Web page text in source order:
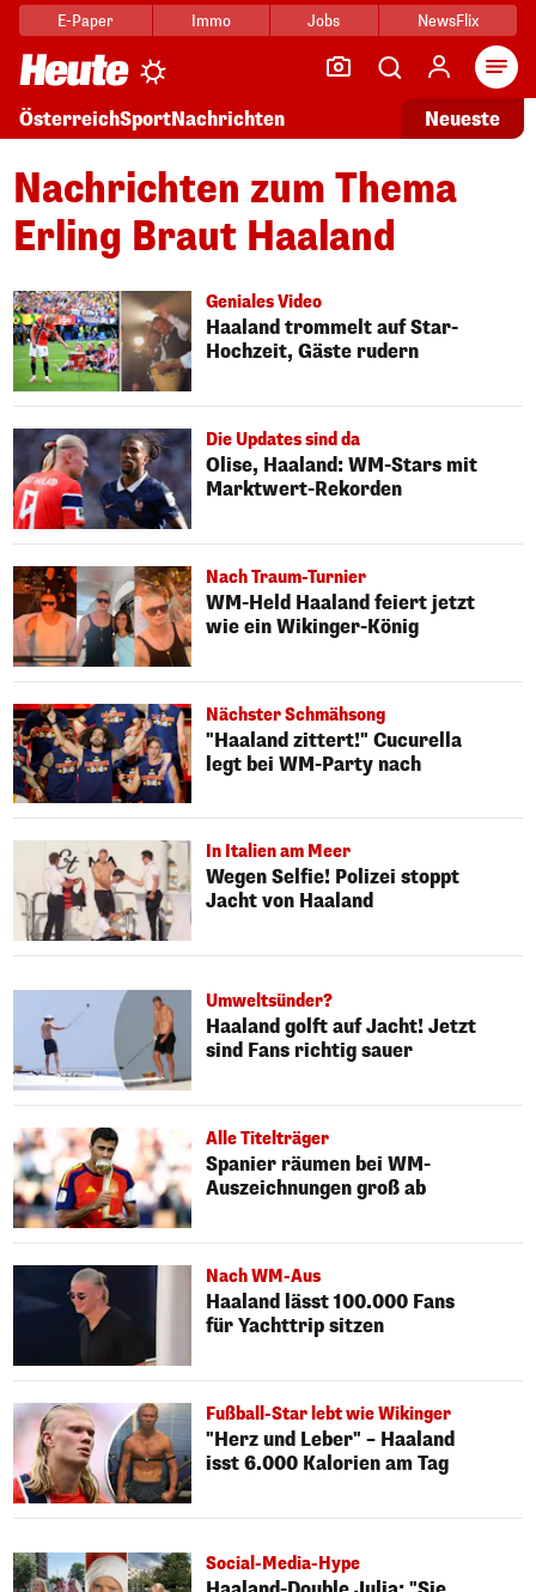
E-Paper Immo Jobs NewsFlix
ÖsterreichSportNachrichten Neueste
Nachrichten zum Thema
Erling Braut Haaland
Geniales Video
Haaland trommelt auf Star-
Hochzeit, Gäste rudern
Die Updates sind da
Olise, Haaland: WM-Stars mit
Marktwert-Rekorden
Nach Traum-Turnier
WM-Held Haaland feiert jetzt
wie ein Wikinger-König
Nächster Schmähsong
"Haaland zittert!" Cucurella
legt bei WM-Party nach
In Italien am Meer
Wegen Selfie! Polizei stoppt
Jacht von Haaland
Umweltsünder?
Haaland golft auf Jacht! Jetzt
sind Fans richtig sauer
Alle Titelträger
Spanier räumen bei WM-
Auszeichnungen groß ab
Nach WM-Aus
Haaland lässt 100.000 Fans
für Yachttrip sitzen
Fußball-Star lebt wie Wikinger
"Herz und Leber" – Haaland
isst 6.000 Kalorien am Tag
Social-Media-Hype